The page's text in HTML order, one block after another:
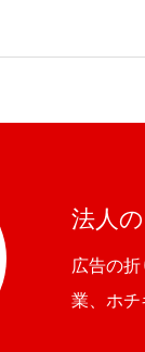
法人
広告の
業、ホチ